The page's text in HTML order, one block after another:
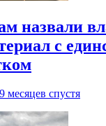
назвали
с
9 месяцев спустя